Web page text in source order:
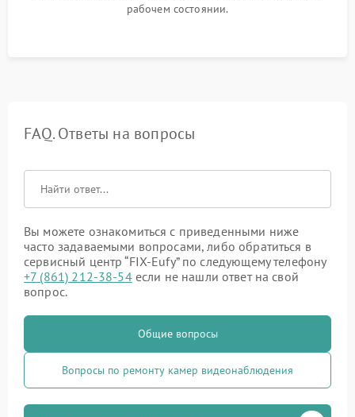
рабочем состоянии.
FAQ. Ответы на вопросы
Вы можете ознакомиться с приведенными ниже
часто задаваемыми вопросами, либо обратиться в
сервисный центр “FIX-Eufy” по следующему телефону
+7 (861) 212-38-54если не нашли ответ на свой
вопрос.
Общие вопросы
Вопросы по ремонту камер видеонаблюдения